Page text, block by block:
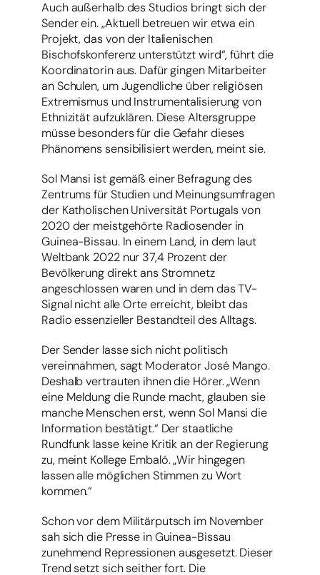
Auch außerhalb des Studios bringt sich der
Sender ein. „Aktuell betreuen wir etwa ein
Projekt, das von der Italienischen
Bischofskonferenz unterstützt wird“, führt die
Koordinatorin aus. Dafür gingen Mitarbeiter
an Schulen, um Jugendliche über religiösen
Extremismus und Instrumentalisierung von
Ethnizität aufzuklären. Diese Altersgruppe
müsse besonders für die Gefahr dieses
Phänomens sensibilisiert werden, meint sie.
Sol Mansi ist gemäß einer Befragung des
Zentrums für Studien und Meinungsumfragen
der Katholischen Universität Portugals von
2020 der meistgehörte Radiosender in
Guinea-Bissau. In einem Land, in dem laut
Weltbank 2022 nur 37,4 Prozent der
Bevölkerung direkt ans Stromnetz
angeschlossen waren und in dem das TV-
Signal nicht alle Orte erreicht, bleibt das
Radio essenzieller Bestandteil des Alltags.
Der Sender lasse sich nicht politisch
vereinnahmen, sagt Moderator José Mango.
Deshalb vertrauten ihnen die Hörer. „Wenn
eine Meldung die Runde macht, glauben sie
manche Menschen erst, wenn Sol Mansi die
Information bestätigt.“ Der staatliche
Rundfunk lasse keine Kritik an der Regierung
zu, meint Kollege Embaló. „Wir hingegen
lassen alle möglichen Stimmen zu Wort
kommen.“
Schon vor dem Militärputsch im November
sah sich die Presse in Guinea-Bissau
zunehmend Repressionen ausgesetzt. Dieser
Trend setzt sich seither fort. Die